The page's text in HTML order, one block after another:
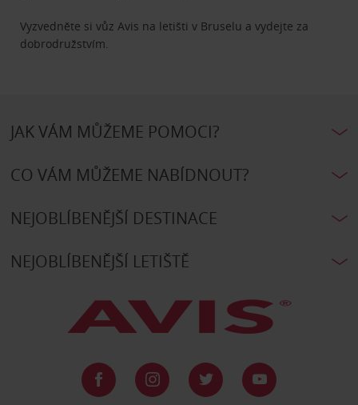
Vyzvedněte si vůz Avis na letišti v Bruselu a vydejte za
dobrodružstvím.
JAK VÁM MŮŽEME POMOCI?
CO VÁM MŮŽEME NABÍDNOUT?
NEJOBLÍBENĚJŠÍ DESTINACE
NEJOBLÍBENĚJŠÍ LETIŠTĚ